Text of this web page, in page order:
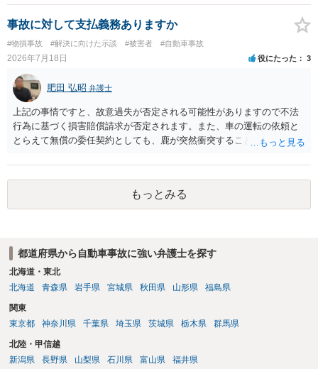
事故に対して支払義務ありますか
#物損事故 #解決に向けた示談 #被害者 #自動車事故
2026年7月18日 役にたった 3
肥田 弘昭 弁護士
上記の事情ですと、故意過失が否定される可能性がありますので不法
行為に基づく損害賠償請求が否定されます。また、車の運転の依頼と
とらえて無償の委任契約としても、鹿が突然衝突することは予見がで
償請求も成立しない可能性があります。以上の理由から支払義務は否
定される可能性が高いです。ご参考にしてください。
もっとみる
都道府県から自動車事故に強い弁護士を探す
北海道・東北
北海道
青森県 岩手県 宮城県 秋田県 山形県 福島県
関東
東京都
神奈川県 千葉県 埼玉県 茨城県 栃木県 群馬県
北陸・甲信越
新潟県
長野県 山梨県 石川県 富山県 福井県